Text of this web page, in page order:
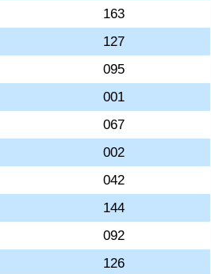
163
127
095
001
067
002
042
144
092
126